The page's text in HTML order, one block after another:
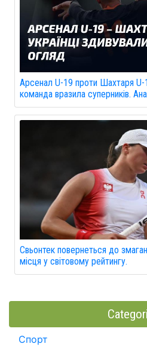
Арсенал U-19 проти Шахтаря U-
команда вразила суперників.
Свьонтек повернеться до
місця у світовому рейтингу.
Спорт